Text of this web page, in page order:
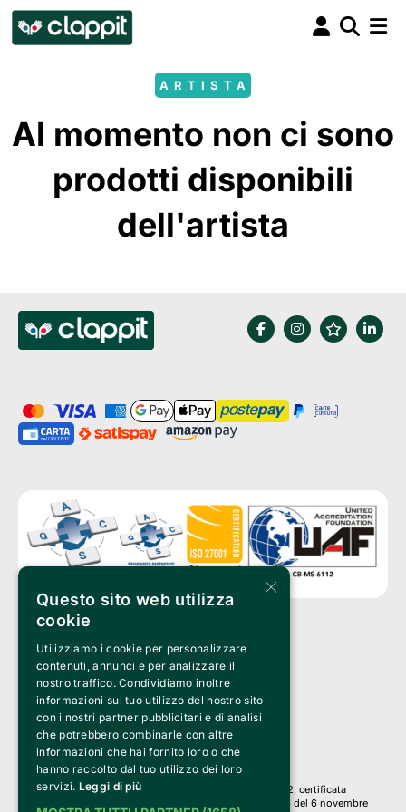
ARTISTA
Al momento non ci sono
prodotti disponibili
dell'artista
Clappit è un marchio di proprietà di:
Bemils Srl
a Socio Unico
Via Fosse Ardeatine, 4 -20092 Cinisello Balsamo (MI)
PI 05589050961
Iscr. C.C.I.A.A. Milano R.E.A. 1833471
© 2010-2025 Bemils Srl - Tutti i diritti riservati
Credits:
Clappit è basato sulla piattaforma di biglietteria Belive 6.2, certificata
dall’Agenzia delle Entrate con protocollo n. 2025/445474 del 6 novembre
×
Questo sito web utilizza
cookie
Utilizziamo i cookie per personalizzare
contenuti, annunci e per analizzare il
nostro traffico. Condividiamo inoltre
informazioni sul tuo utilizzo del nostro sito
con i nostri partner pubblicitari e di analisi
che potrebbero combinarle con altre
informazioni che hai fornito loro o che
hanno raccolto dal tuo utilizzo dei loro
servizi. Leggi di più